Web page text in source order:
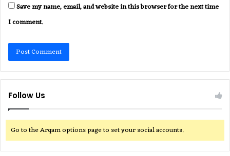
Save my name, email, and website in this browser for the next time
I comment.
Follow Us
Go to the Arqam options page to set your social accounts.